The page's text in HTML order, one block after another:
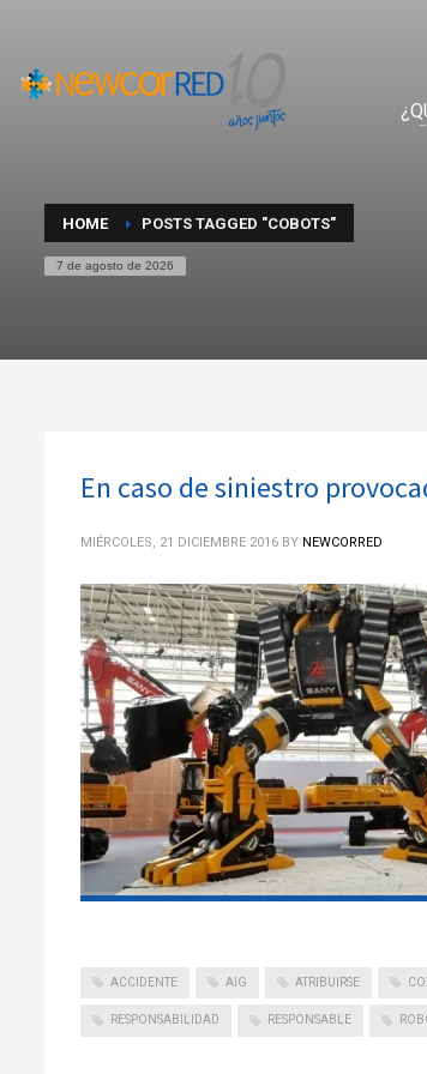
HOME POSTS TAGGED "COBOTS"
7 de agosto de 2026
En caso de siniestro
MIÉRCOLES, 21 DICIEMBRE 2016 BY NEWCORRED
ACCIDENTE AIG ATRIBUIRSE
RESPONSABILIDAD RESPONSABLE